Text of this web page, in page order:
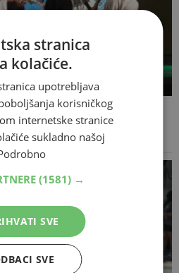
i plesa
publici
stranica
kolačiće.
upotrebljava
korisničkog
internetske stranice
sukladno našoj
(1581) →
SVE
SVE